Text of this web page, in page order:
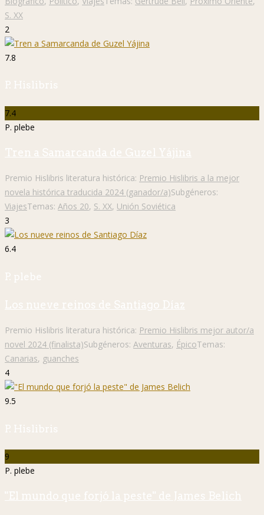
S. XX
2
7.8
P. Hislibris
7.4
P. plebe
Tren a Samarcanda de Guzel Yájina
Premio Hislibris literatura histórica: Premio Hislibris a la mejor
novela histórica traducida 2024 (ganador/a)Subgéneros:
ViajesTemas: Años 20, S. XX, Unión Soviética
3
6.4
P. plebe
Los nueve reinos de Santiago Díaz
Premio Hislibris literatura histórica: Premio Hislibris mejor autor/a
novel 2024 (finalista)Subgéneros: Aventuras, ÉpicoTemas:
Canarias, guanches
4
9.5
P. Hislibris
9
P. plebe
"El mundo que forjó la peste" de James Belich